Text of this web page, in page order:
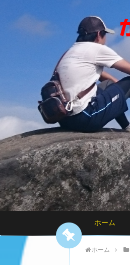
ホーム
ホーム